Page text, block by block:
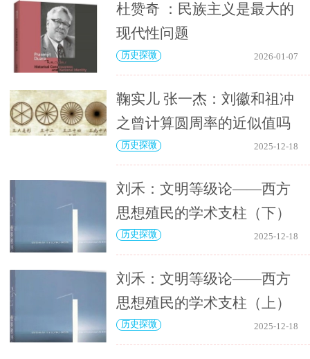
杜赞奇 ：民族主义是最大的
现代性问题
历史探微 2026-01-07
鞠实儿 张一杰：刘徽和祖冲
之曾计算圆周率的近似值吗
历史探微 2025-12-18
刘禾：文明等级论——西方
思想殖民的学术支柱（下）
历史探微 2025-12-18
刘禾：文明等级论——西方
思想殖民的学术支柱（上）
历史探微 2025-12-18